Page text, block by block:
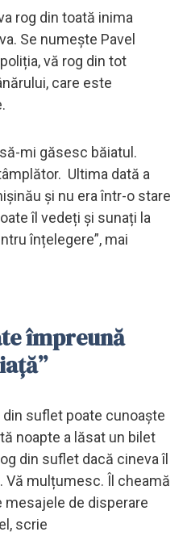
rog din toată inima
Se numește Pavel
vă rog din tot
care este
mi găsesc băiatul.
Ultima dată a
și nu era într-o stare
îl vedeți și sunați la
înțelegere”, mai
împreună
din suflet poate cunoaște
noapte a lăsat un bilet
din suflet dacă cineva îl
Vă mulțumesc. Îl cheamă
mesajele de disperare
scrie